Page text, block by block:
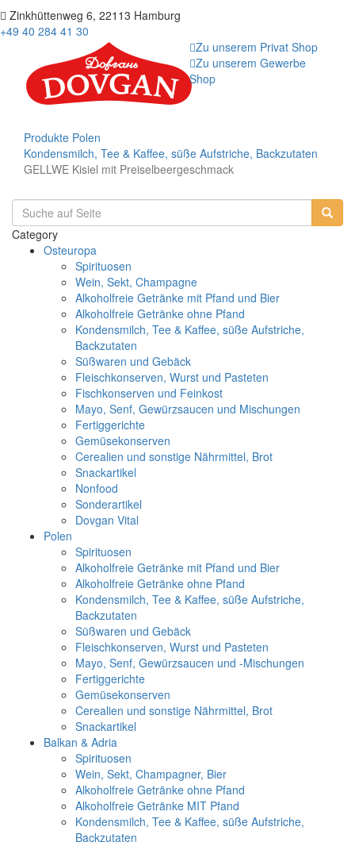
Zinkhüttenweg 6, 22113 Hamburg
+49 40 284 41 30
Zu unserem Privat Shop
Zu unserem Gewerbe
Shop
Produkte Polen
Kondensmilch, Tee & Kaffee, süße Aufstriche, Backzutaten
GELLWE Kisiel mit Preiselbeergeschmack
Category
Osteuropa
Spirituosen
Wein, Sekt, Champagne
Alkoholfreie Getränke mit Pfand und Bier
Alkoholfreie Getränke ohne Pfand
Kondensmilch, Tee & Kaffee, süße Aufstriche,
Backzutaten
Süßwaren und Gebäck
Fleischkonserven, Wurst und Pasteten
Fischkonserven und Feinkost
Mayo, Senf, Gewürzsaucen und Mischungen
Fertiggerichte
Gemüsekonserven
Cerealien und sonstige Nährmittel, Brot
Snackartikel
Nonfood
Sonderartikel
Dovgan Vital
Polen
Spirituosen
Alkoholfreie Getränke mit Pfand und Bier
Alkoholfreie Getränke ohne Pfand
Kondensmilch, Tee & Kaffee, süße Aufstriche,
Backzutaten
Süßwaren und Gebäck
Fleischkonserven, Wurst und Pasteten
Mayo, Senf, Gewürzsaucen und -Mischungen
Fertiggerichte
Gemüsekonserven
Cerealien und sonstige Nährmittel, Brot
Snackartikel
Balkan & Adria
Spirituosen
Wein, Sekt, Champagner, Bier
Alkoholfreie Getränke ohne Pfand
Alkoholfreie Getränke MIT Pfand
Kondensmilch, Tee & Kaffee, süße Aufstriche,
Backzutaten